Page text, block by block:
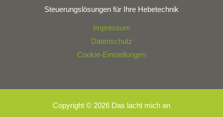
Steuerungslösungen für Ihre Hebetechnik
Impressum
Datenschutz
Cookie-Einstellungen
Copyright © 2026 Das lacht mich an